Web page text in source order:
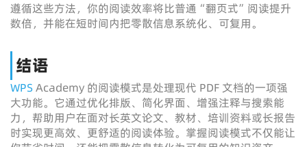
遵循这些方法，你的阅读效率将比普通“翻页式”阅读提升
数倍，并能在短时间内把零散信息系统化、可复用。
结语
WPS Academy 的阅读模式是处理现代 PDF 文档的一项强
大功能。它通过优化排版、简化界面、增强注释与搜索能
力，帮助用户在面对长英文论文、教材、培训资料或长报告
时实现更高效、更舒适的阅读体验。掌握阅读模式不仅能让